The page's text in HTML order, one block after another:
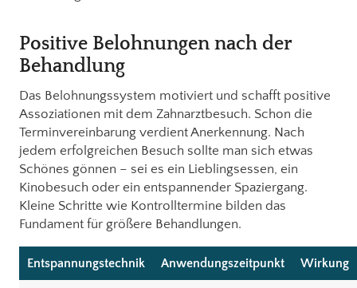
Positive Belohnungen nach der
Behandlung
Das Belohnungssystem motiviert und schafft positive
Assoziationen mit dem Zahnarztbesuch. Schon die
Terminvereinbarung verdient Anerkennung. Nach
jedem erfolgreichen Besuch sollte man sich etwas
Schönes gönnen – sei es ein Lieblingsessen, ein
Kinobesuch oder ein entspannender Spaziergang.
Kleine Schritte wie Kontrolltermine bilden das
Fundament für größere Behandlungen.
Entspannungstechnik Anwendungszeitpunkt Wirkung